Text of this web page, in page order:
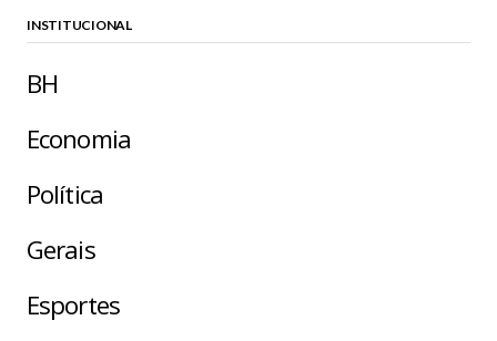
INSTITUCIONAL
BH
Economia
Política
Gerais
Esportes